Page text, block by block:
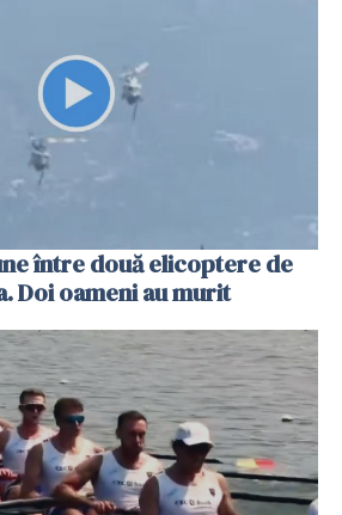
între două elicoptere de
Doi oameni au murit